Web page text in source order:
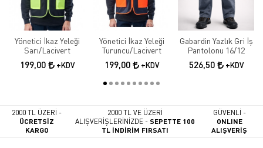
Yönetici İkaz Yeleği
Sarı/Lacivert
199,00 +KDV
Yönetici İkaz Yeleği
Turuncu/Lacivert
199,00 +KDV
Gabardin Yazlık Gri İş
Pantolonu 16/12
526,50 +KDV
2000 TL ÜZERİ -
ÜCRETSİZ
KARGO
2000 TL VE ÜZERİ
ALIŞVERİŞLERİNİZDE -SEPETTE 100
TL İNDİRİM FIRSATI
GÜVENLİ -
ONLINE
ALIŞVERİŞ